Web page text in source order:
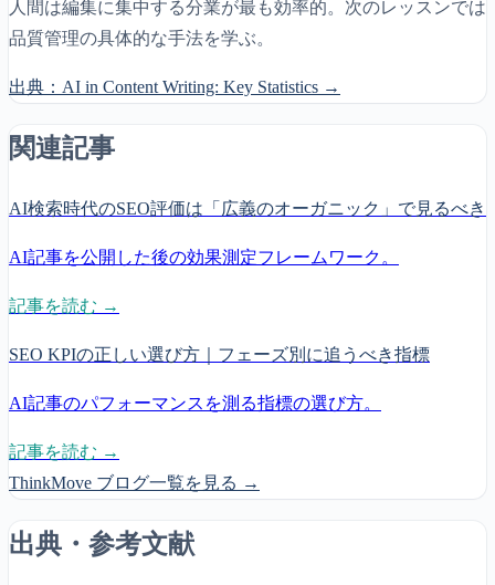
人間は編集に集中する分業が最も効率的。次のレッスンでは
品質管理の具体的な手法を学ぶ。
出典： AI in Content Writing: Key Statistics →
関連記事
AI検索時代のSEO評価は「広義のオーガニック」で見るべき
AI記事を公開した後の効果測定フレームワーク。
記事を読む →
SEO KPIの正しい選び方｜フェーズ別に追うべき指標
AI記事のパフォーマンスを測る指標の選び方。
記事を読む →
ThinkMove ブログ一覧を見る →
出典・参考文献